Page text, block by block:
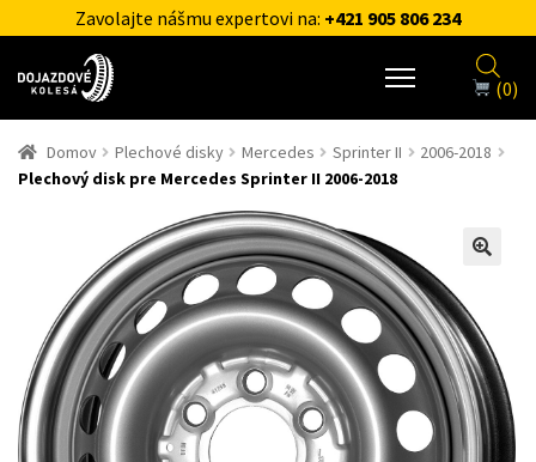
Zavolajte nášmu expertovi na: +421 905 806 234
(0)
Domov Plechové disky Mercedes Sprinter II
2006-2018
Plechový disk pre Mercedes Sprinter II 2006-2018